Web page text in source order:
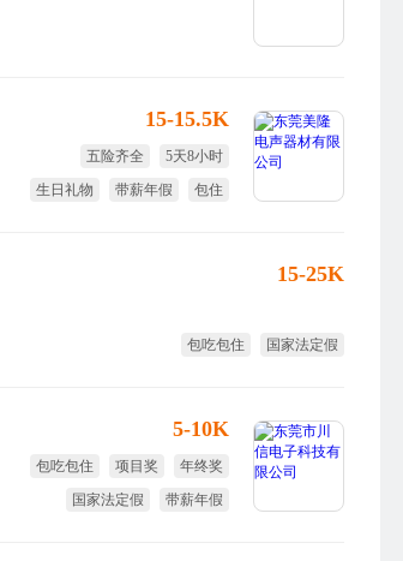
15-15.5K
五险齐全
5天8小时
生日礼物
带薪年假 包住
15-25K
包吃包住 国家法定假
5-10K
包吃包住 项目奖
年终奖
国家法定假
带薪年假